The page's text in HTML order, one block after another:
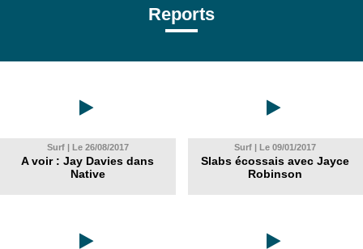
Reports
Surf | Le 26/08/2017
A voir : Jay Davies dans
Native
Surf | Le 09/01/2017
Slabs écossais avec Jayce
Robinson